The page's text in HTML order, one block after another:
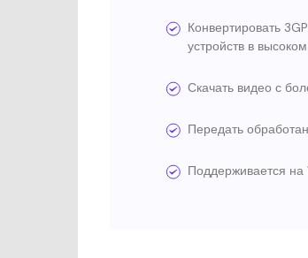
Конвертировать
устройств в
Скачать видео с
Передать
Поддерживается